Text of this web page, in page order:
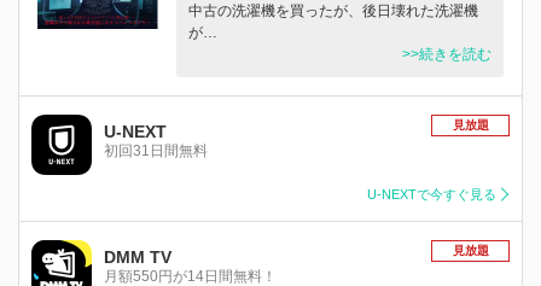
中古の洗濯機を買ったが、後日壊れた洗濯機
が…
>>続きを読む
U-NEXT
初回31日間無料
見放題
U-NEXTで今すぐ見る
DMM TV
月額550円が14日間無料！
見放題